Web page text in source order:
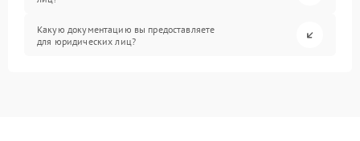
Какую документацию вы предоставляете
для юридических лиц?